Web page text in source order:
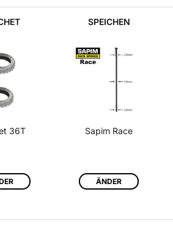
36T
SPEICHEN
Sapim Race
ÄNDER